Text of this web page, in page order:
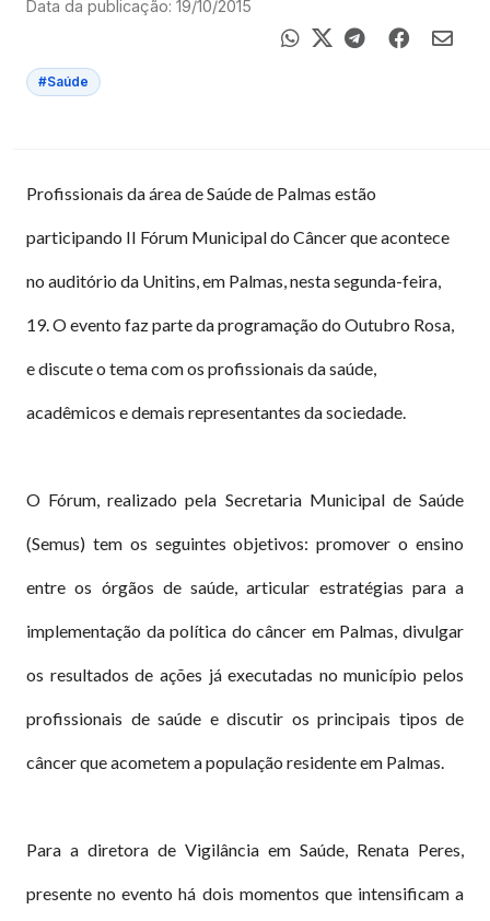
Data da publicação: 19/10/2015
#Saúde
Profissionais da área de Saúde de Palmas estão
participando II Fórum Municipal do Câncer que acontece
no auditório da Unitins, em Palmas, nesta segunda-feira,
19. O evento faz parte da programação do Outubro Rosa,
e discute o tema com os profissionais da saúde,
acadêmicos e demais representantes da sociedade.
O Fórum, realizado pela Secretaria Municipal de Saúde
(Semus) tem os seguintes objetivos: promover o ensino
entre os órgãos de saúde, articular estratégias para a
implementação da política do câncer em Palmas, divulgar
os resultados de ações já executadas no município pelos
profissionais de saúde e discutir os principais tipos de
câncer que acometem a população residente em Palmas.
Para a diretora de Vigilância em Saúde, Renata Peres,
presente no evento há dois momentos que intensificam a